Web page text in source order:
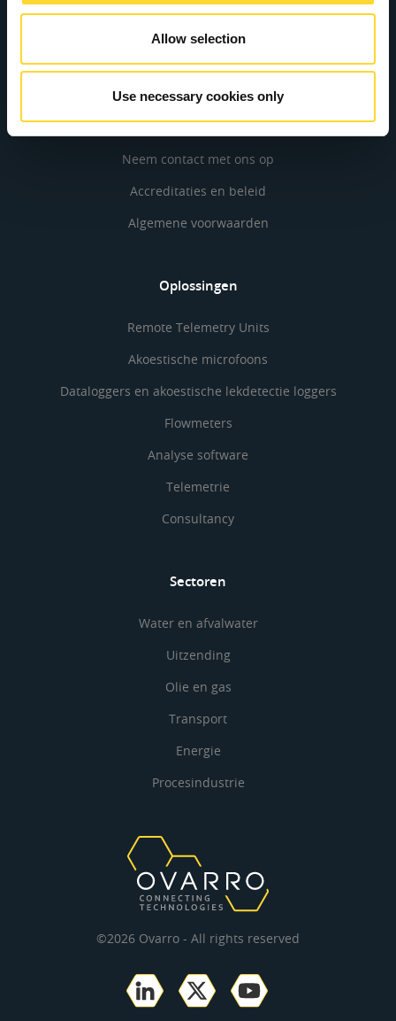
Allow selection
Use necessary cookies only
Over ons
Carrières
Neem contact met ons op
Accreditaties en beleid
Algemene voorwaarden
Oplossingen
Remote Telemetry Units
Akoestische microfoons
Dataloggers en akoestische lekdetectie loggers
Flowmeters
Analyse software
Telemetrie
Consultancy
Sectoren
Water en afvalwater
Uitzending
Olie en gas
Transport
Energie
Procesindustrie
©2026 Ovarro - All rights reserved